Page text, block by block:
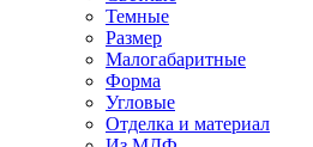
Темные
Размер
Малогабаритные
Форма
Угловые
Отделка и материал